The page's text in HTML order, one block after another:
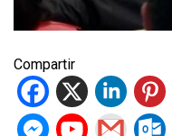
Compartir